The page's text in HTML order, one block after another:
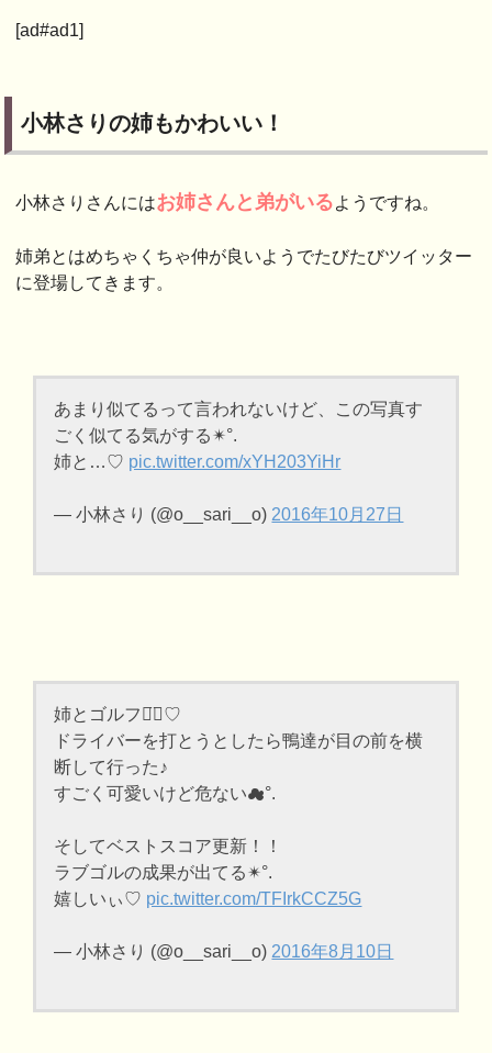
[ad#ad1]
小林さりの姉もかわいい！
小林さりさんにはお姉さんと弟がいるようですね。
姉弟とはめちゃくちゃ仲が良いようでたびたびツイッター
に登場してきます。
あまり似てるって言われないけど、この写真す
ごく似てる気がする✴︎°.
姉と…♡ pic.twitter.com/xYH203YiHr
— 小林さり (@o__sari__o) 2016年10月27日
姉とゴルフ◡̈⃝︎♡
ドライバーを打とうとしたら鴨達が目の前を横
断して行った♪
すごく可愛いけど危ない☁︎°.
そしてベストスコア更新！！
ラブゴルの成果が出てる✴︎°.
嬉しいぃ♡ pic.twitter.com/TFIrkCCZ5G
— 小林さり (@o__sari__o) 2016年8月10日